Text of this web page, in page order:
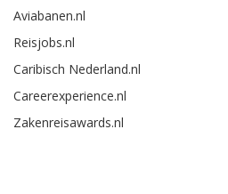
Aviabanen.nl
Reisjobs.nl
Caribisch Nederland.nl
Careerexperience.nl
Zakenreisawards.nl